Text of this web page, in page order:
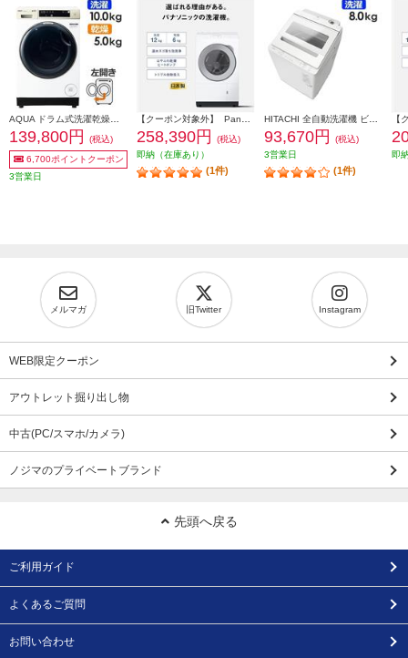
139,800円
(税込)
6,700ポイントクーポン
3営業日
258,390円
(税込)
即納（在庫あり）
(1件)
93,670円
(税込)
3営業日
(1件)
即
メルマガ 旧Twitter Instagram
WEB限定クーポン
アウトレット掘り出し物
中古(PC/スマホ/カメラ)
ノジマのプライベートブランド
先頭へ戻る
ご利用ガイド
よくあるご質問
お問い合わせ